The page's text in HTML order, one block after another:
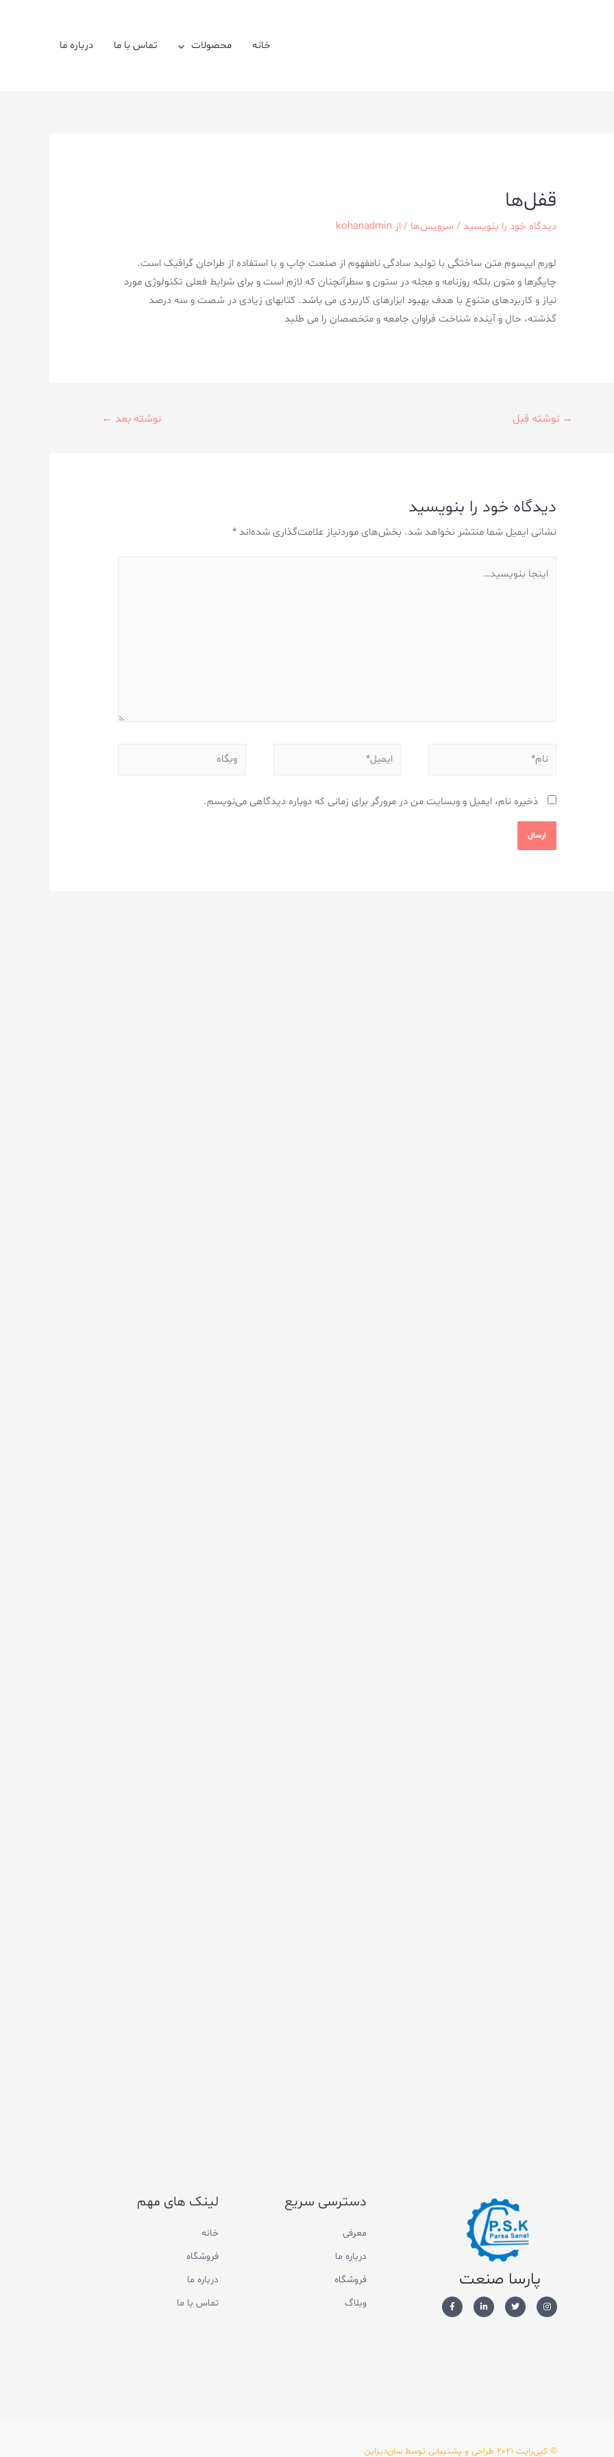
خانه محصولات تماس با ما درباره ما
قفل‌ها
دیدگاه‌ خود را بنویسید / سرویس‌ها / از kohanadmin
لورم ایپسوم متن ساختگی با تولید سادگی نامفهوم از صنعت چاپ و با استفاده از طراحان گرافیک است.
چاپگرها و متون بلکه روزنامه و مجله در ستون و سطرآنچنان که لازم است و برای شرایط فعلی تکنولوژی مورد
نیاز و کاربردهای متنوع با هدف بهبود ابزارهای کاربردی می باشد. کتابهای زیادی در شصت و سه درصد
گذشته، حال و آینده شناخت فراوان جامعه و متخصصان را می طلبد
→ نوشته قبل نوشته بعد ←
دیدگاه‌ خود را بنویسید
نشانی ایمیل شما منتشر نخواهد شد. بخش‌های موردنیاز علامت‌گذاری شده‌اند*
ذخیره نام، ایمیل و وبسایت من در مرورگر برای زمانی که دوباره دیدگاهی می‌نویسم.
پارسا صنعت
دسترسی سریع
معرفی
درباره ما
فروشگاه
وبلاگ
لینک های مهم
خانه
فروشگاه
درباره ما
تماس با ما
© کپی‌رایت 2021 طراحی و پشتیبانی توسط سان‌دیزاین